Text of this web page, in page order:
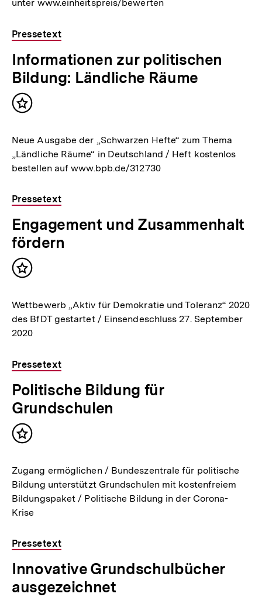
unter www.einheitspreis/bewerten
Pressetext
Informationen zur politischen
Bildung: Ländliche Räume
Inhalt
Neue Ausgabe der „Schwarzen Hefte“ zum Thema
„Ländliche Räume“ in Deutschland / Heft kostenlos
bestellen auf www.bpb.de/312730
Pressetext
Engagement und Zusammenhalt
fördern
Inhalt
Wettbewerb „Aktiv für Demokratie und Toleranz“ 2020
des BfDT gestartet / Einsendeschluss 27. September
2020
Pressetext
Politische Bildung für
Grundschulen
Inhalt
Zugang ermöglichen / Bundeszentrale für politische
Bildung unterstützt Grundschulen mit kostenfreiem
Bildungspaket / Politische Bildung in der Corona-
Krise
Pressetext
Innovative Grundschulbücher
ausgezeichnet